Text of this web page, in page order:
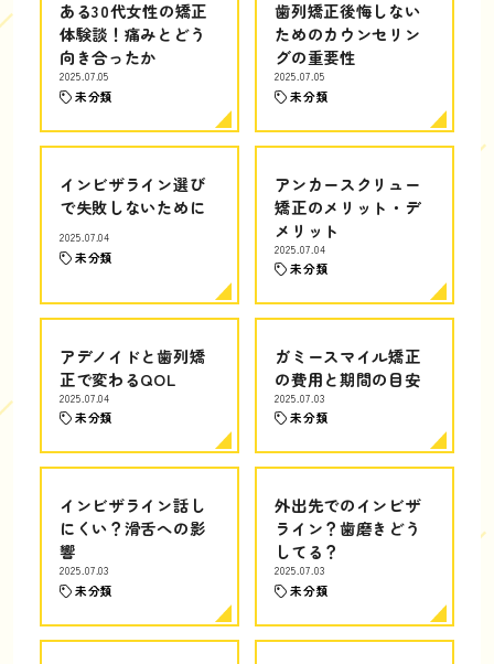
ある30代女性の矯正
体験談！痛みとどう
向き合ったか
2025.07.05
未分類
歯列矯正後悔しない
ためのカウンセリン
グの重要性
2025.07.05
未分類
インビザライン選び
で失敗しないために
2025.07.04
未分類
アンカースクリュー
矯正のメリット・デ
メリット
2025.07.04
未分類
アデノイドと歯列矯
正で変わるQOL
2025.07.04
未分類
ガミースマイル矯正
の費用と期間の目安
2025.07.03
未分類
インビザライン話し
にくい？滑舌への影
響
2025.07.03
未分類
外出先でのインビザ
ライン？歯磨きどう
してる？
2025.07.03
未分類